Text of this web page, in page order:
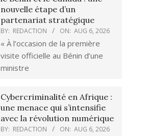
nouvelle étape d’un
partenariat stratégique
BY: REDACTION ON: AUG 6, 2026
« À l’occasion de la première
visite officielle au Bénin d’une
ministre
Cybercriminalité en Afrique :
une menace qui s’intensifie
avec la révolution numérique
BY: REDACTION ON: AUG 6, 2026